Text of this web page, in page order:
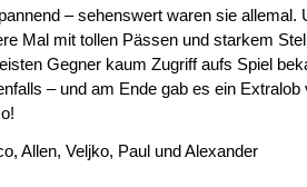
– sehenswert waren sie allemal.
Mal mit tollen Pässen und starkem
Gegner kaum Zugriff aufs Spiel
– und am Ende gab es ein
Allen, Veljko, Paul und Alexander